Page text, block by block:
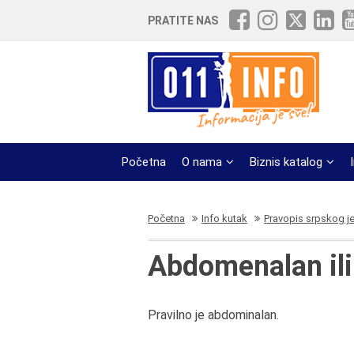
PRATITE NAS
Početna O nama Biznis katalog
Početna Info kutak Pravopis srpskog
Abdomenalan
Pravilno je abdominalan.